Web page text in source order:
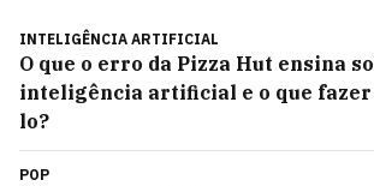
INTELIGÊNCIA ARTIFICIAL
O que o erro da Pizza Hut ensina
inteligência artificial e o que
lo?
POP